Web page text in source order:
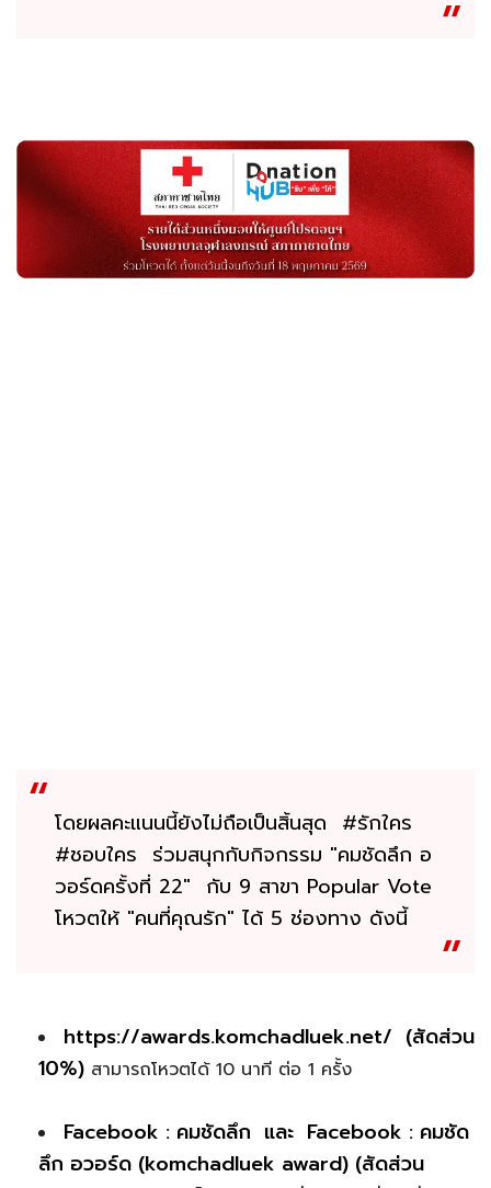
โดยผลคะแนนนี้ยังไม่ถือเป็นสิ้นสุด #รักใคร
#ชอบใคร ร่วมสนุกกับกิจกรรม "คมชัดลึก อ
วอร์ดครั้งที่ 22" กับ 9 สาขา Popular Vote
โหวตให้ "คนที่คุณรัก" ได้ 5 ช่องทาง ดังนี้
https://awards.komchadluek.net/ (สัดส่วน
10%) สามารถโหวตได้ 10 นาที ต่อ 1 ครั้ง
Facebook : คมชัดลึก และ Facebook : คมชัด
ลึก อวอร์ด (komchadluek award) (สัดส่วน